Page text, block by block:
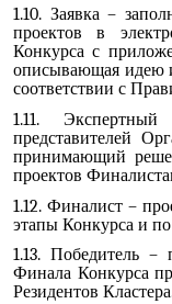
1.10. Заявка –
проектов в
Конкурса с
описывающая идею
соответствии с
1.11.
представителей
принимающий
проектов
1.12. Финалист –
этапы Конкурса и
1.13. Победитель –
Финала Конкурса
Резидентов